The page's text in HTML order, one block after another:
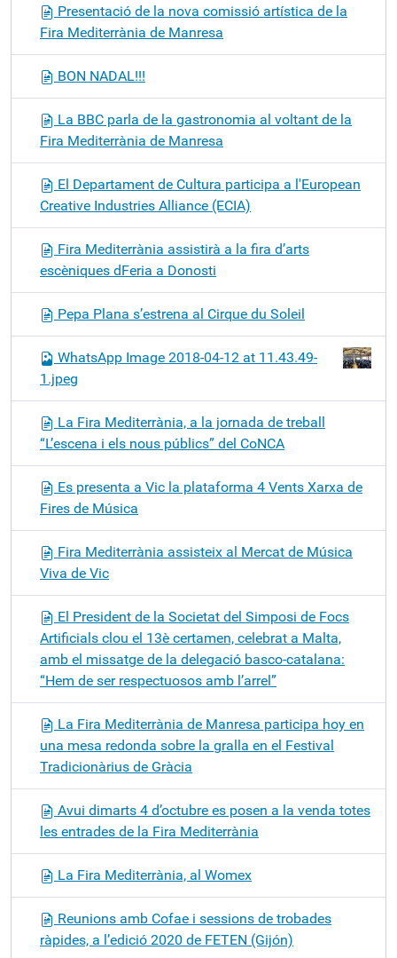
Presentació de la nova comissió artística de la
Fira Mediterrània de Manresa
BON NADAL!!!
La BBC parla de la gastronomia al voltant de la
Fira Mediterrània de Manresa
El Departament de Cultura participa a l'European
Creative Industries Alliance (ECIA)
Fira Mediterrània assistirà a la fira d’arts
escèniques dFeria a Donosti
Pepa Plana s’estrena al Cirque du Soleil
WhatsApp Image 2018-04-12 at 11.43.49-
1.jpeg
La Fira Mediterrània, a la jornada de treball
“L’escena i els nous públics” del CoNCA
Es presenta a Vic la plataforma 4 Vents Xarxa de
Fires de Música
Fira Mediterrània assisteix al Mercat de Música
Viva de Vic
El President de la Societat del Simposi de Focs
Artificials clou el 13è certamen, celebrat a Malta,
amb el missatge de la delegació basco-catalana:
“Hem de ser respectuosos amb l’arrel”
La Fira Mediterrània de Manresa participa hoy en
una mesa redonda sobre la gralla en el Festival
Tradicionàrius de Gràcia
Avui dimarts 4 d’octubre es posen a la venda totes
les entrades de la Fira Mediterrània
La Fira Mediterrània, al Womex
Reunions amb Cofae i sessions de trobades
ràpides, a l’edició 2020 de FETEN (Gijón)